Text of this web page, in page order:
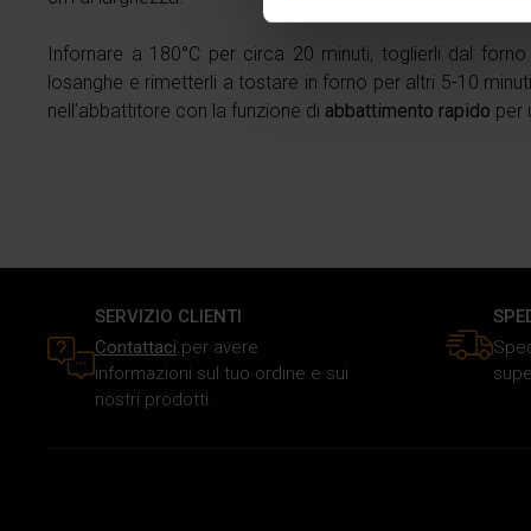
modificare o ritirare il tuo
Utilizziamo i cookie per
traffico. Inoltre forniamo
Infornare a 180°C per circa 20 minuti, toglierli dal
losanghe e rimetterli a tostare in forno per altri 5-10
nell’abbattitore con la funzione di abbattimento rapido per
SERVIZIO CLIENTI
Contattaci per avere
informazioni sul tuo ordine e sui
nostri prodotti.